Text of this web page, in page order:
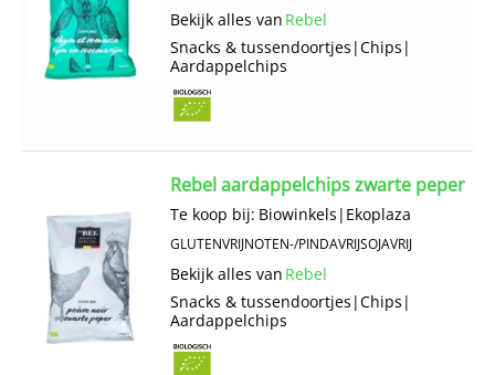
Bekijk alles van Rebel
Snacks & tussendoortjes |Chips |
Aardappelchips
Rebel aardappelchips zwarte peper
Te koop bij: Biowinkels | Ekoplaza
GLUTENVRIJNOTEN-/PINDAVRIJSOJAVRIJ
Bekijk alles van Rebel
Snacks & tussendoortjes |Chips |
Aardappelchips